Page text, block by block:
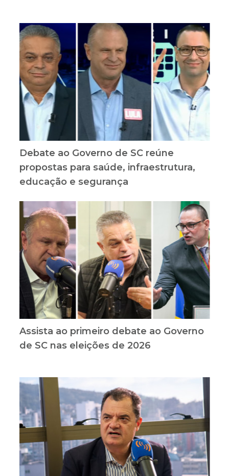
Debate ao Governo de SC reúne
propostas para saúde, infraestrutura,
educação e segurança
Assista ao primeiro debate ao Governo
de SC nas eleições de 2026